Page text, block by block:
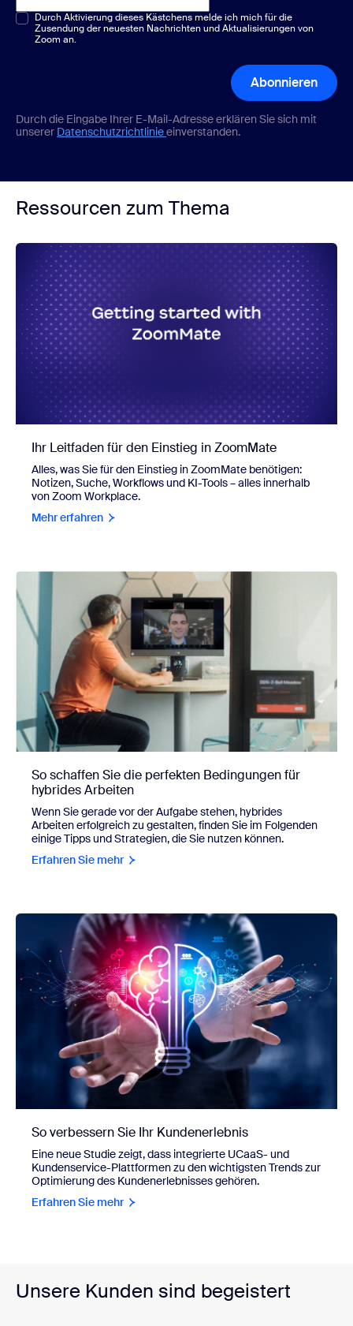
Multiple-Choice oder Single-Choice*
Durch Aktivierung dieses Kästchens melde ich mich für die
Zusendung der neuesten Nachrichten und Aktualisierungen von
Zoom an.
Abonnieren
Durch die Eingabe Ihrer E-Mail-Adresse erklären Sie sich mit
unserer Datenschutzrichtlinieeinverstanden.
Ressourcen zum Thema
Ihr Leitfaden für den Einstieg in ZoomMate
Alles, was Sie für den Einstieg in ZoomMate benötigen:
Notizen, Suche, Workflows und KI-Tools – alles innerhalb
von Zoom Workplace.
Mehr erfahren
So schaffen Sie die perfekten Bedingungen für
hybrides Arbeiten
Wenn Sie gerade vor der Aufgabe stehen, hybrides
Arbeiten erfolgreich zu gestalten, finden Sie im Folgenden
einige Tipps und Strategien, die Sie nutzen können.
Erfahren Sie mehr
So verbessern Sie Ihr Kundenerlebnis
Eine neue Studie zeigt, dass integrierte UCaaS- und
Kundenservice-Plattformen zu den wichtigsten Trends zur
Optimierung des Kundenerlebnisses gehören.
Erfahren Sie mehr
Unsere Kunden sind begeistert